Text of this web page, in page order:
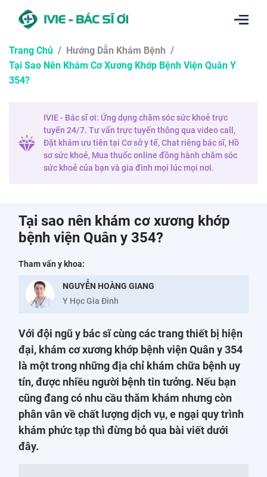
Trang Chủ / Hướng Dẫn Khám Bệnh /
Tại Sao Nên Khám Cơ Xương Khớp Bệnh Viện Quân Y
354?
IVIE - Bác sĩ ơi: Ứng dụng chăm sóc sức khoẻ trực
tuyến 24/7. Tư vấn trực tuyến thông qua video call,
Đặt khám ưu tiên tại Cơ sở y tế, Chat riêng bác sĩ, Hồ
sơ sức khoẻ, Mua thuốc online đồng hành chăm sóc
sức khoẻ của bạn và gia đình mọi lúc mọi nơi.
Tại sao nên khám cơ xương khớp
bệnh viện Quân y 354?
Tham vấn y khoa:
NGUYỄN HOÀNG GIANG
Y Học Gia Đình
Với đội ngũ y bác sĩ cùng các trang thiết bị hiện
đại, khám cơ xương khớp bệnh viện Quân y 354
là một trong những địa chỉ khám chữa bệnh uy
tín, được nhiều người bệnh tin tưởng. Nếu bạn
cũng đang có nhu cầu thăm khám nhưng còn
phân vân về chất lượng dịch vụ, e ngại quy trình
khám phức tạp thì đừng bỏ qua bài viết dưới
đây.